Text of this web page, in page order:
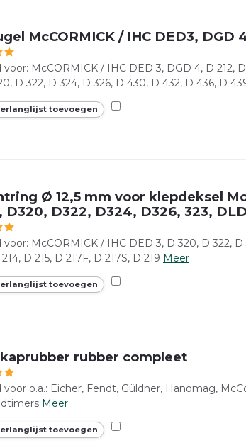
McCORMICK / IHC DED3, DGD
voor: McCORMICK / IHC DED 3, DGD 4, D 212, D
D 322, D 324, D 326, D 430, D 432, D 436, D
toevoegen
Ø 12,5 mm voor klepdeksel
D320, D322, D324, D326, 323,
voor: McCORMICK / IHC DED 3, D 320, D 322, D
D 215, D 217F, D 217S, D 219 Meer
toevoegen
rubber compleet
voor o.a.: Eicher, Fendt, Güldner, Hanomag,
Meer
toevoegen